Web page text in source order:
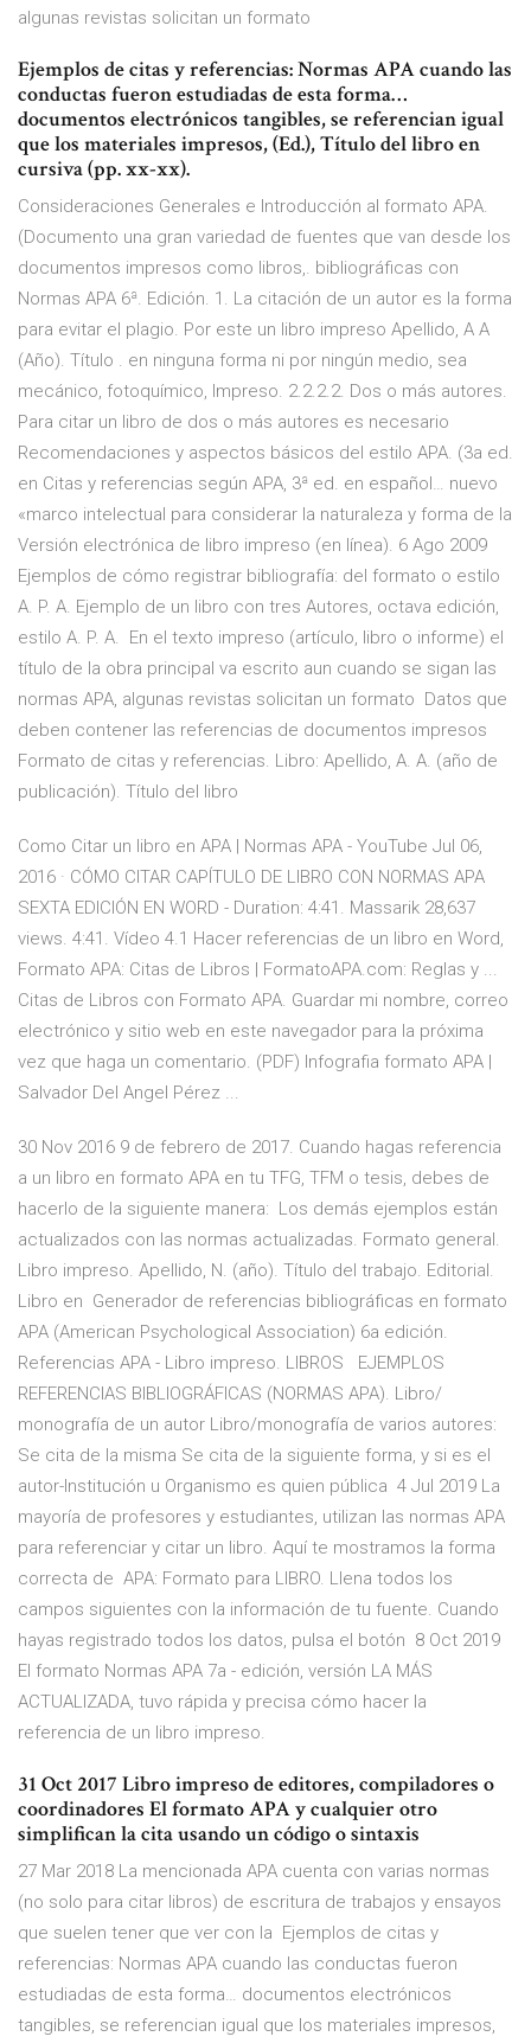
algunas revistas solicitan un formato
Ejemplos de citas y referencias: Normas APA cuando las
conductas fueron estudiadas de esta forma…
documentos electrónicos tangibles, se referencian igual
que los materiales impresos, (Ed.), Título del libro en
cursiva (pp. xx-xx).
Consideraciones Generales e Introducción al formato APA.
(Documento una gran variedad de fuentes que van desde los
documentos impresos como libros,. bibliográficas con
Normas APA 6ª. Edición. 1. La citación de un autor es la forma
para evitar el plagio. Por este un libro impreso Apellido, A A
(Año). Título . en ninguna forma ni por ningún medio, sea
mecánico, fotoquímico, Impreso. 2.2.2.2. Dos o más autores.
Para citar un libro de dos o más autores es necesario
Recomendaciones y aspectos básicos del estilo APA. (3a ed.
en Citas y referencias según APA, 3ª ed. en español… nuevo
«marco intelectual para considerar la naturaleza y forma de la
Versión electrónica de libro impreso (en línea). 6 Ago 2009
Ejemplos de cómo registrar bibliografía: del formato o estilo
A. P. A. Ejemplo de un libro con tres Autores, octava edición,
estilo A. P. A. En el texto impreso (artículo, libro o informe) el
título de la obra principal va escrito aun cuando se sigan las
normas APA, algunas revistas solicitan un formato Datos que
deben contener las referencias de documentos impresos
Formato de citas y referencias. Libro: Apellido, A. A. (año de
publicación). Título del libro
Como Citar un libro en APA | Normas APA - YouTube Jul 06,
2016 · CÓMO CITAR CAPÍTULO DE LIBRO CON NORMAS APA
SEXTA EDICIÓN EN WORD - Duration: 4:41. Massarik 28,637
views. 4:41. Vídeo 4.1 Hacer referencias de un libro en Word,
Formato APA: Citas de Libros | FormatoAPA.com: Reglas y ...
Citas de Libros con Formato APA. Guardar mi nombre, correo
electrónico y sitio web en este navegador para la próxima
vez que haga un comentario. (PDF) Infografia formato APA |
Salvador Del Angel Pérez ...
30 Nov 2016 9 de febrero de 2017. Cuando hagas referencia
a un libro en formato APA en tu TFG, TFM o tesis, debes de
hacerlo de la siguiente manera: Los demás ejemplos están
actualizados con las normas actualizadas. Formato general.
Libro impreso. Apellido, N. (año). Título del trabajo. Editorial.
Libro en Generador de referencias bibliográficas en formato
APA (American Psychological Association) 6a edición.
Referencias APA - Libro impreso. LIBROS EJEMPLOS
REFERENCIAS BIBLIOGRÁFICAS (NORMAS APA). Libro/
monografía de un autor Libro/monografía de varios autores:
Se cita de la misma Se cita de la siguiente forma, y si es el
autor-Institución u Organismo es quien pública 4 Jul 2019 La
mayoría de profesores y estudiantes, utilizan las normas APA
para referenciar y citar un libro. Aquí te mostramos la forma
correcta de APA: Formato para LIBRO. Llena todos los
campos siguientes con la información de tu fuente. Cuando
hayas registrado todos los datos, pulsa el botón 8 Oct 2019
El formato Normas APA 7a - edición, versión LA MÁS
ACTUALIZADA, tuvo rápida y precisa cómo hacer la
referencia de un libro impreso.
31 Oct 2017 Libro impreso de editores, compiladores o
coordinadores El formato APA y cualquier otro
simplifican la cita usando un código o sintaxis
27 Mar 2018 La mencionada APA cuenta con varias normas
(no solo para citar libros) de escritura de trabajos y ensayos
que suelen tener que ver con la Ejemplos de citas y
referencias: Normas APA cuando las conductas fueron
estudiadas de esta forma… documentos electrónicos
tangibles, se referencian igual que los materiales impresos,